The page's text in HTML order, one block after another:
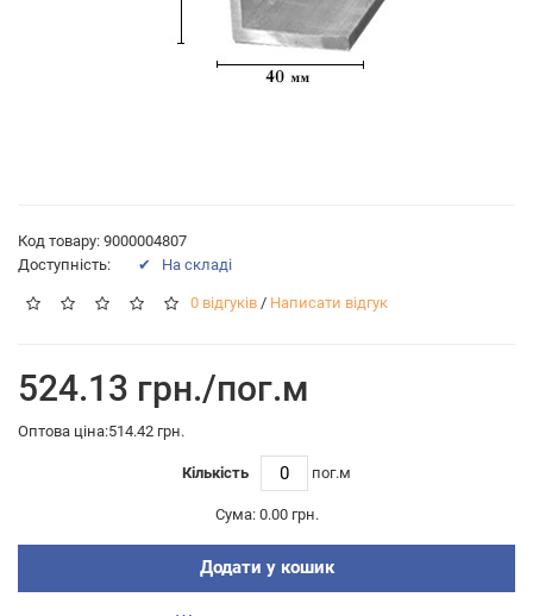
Код товару: 9000004807
Доступність:
✔ На складі
0 відгуків / Написати відгук
524.13 грн./пог.м
Оптова ціна:514.42 грн.
Кількість пог.м
Сума: 0.00 грн.
Додати у кошик